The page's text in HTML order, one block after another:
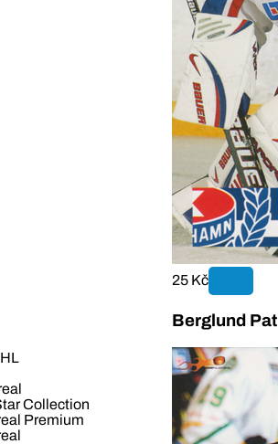
Collection
Premium
25 Kč
Berglund